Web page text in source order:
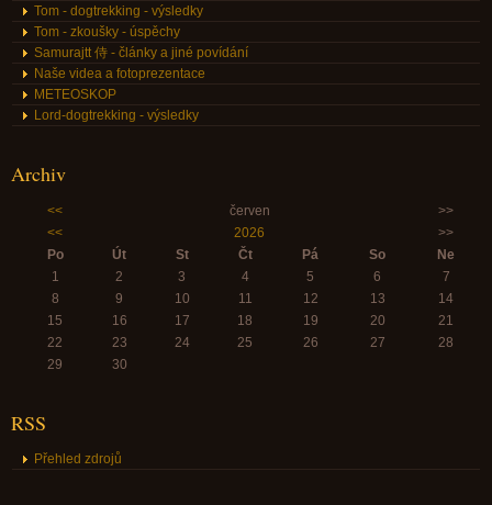
Tom - dogtrekking - výsledky
Tom - zkoušky - úspěchy
Samurajtt 侍 - články a jiné povídání
Naše videa a fotoprezentace
METEOSKOP
Lord-dogtrekking - výsledky
Archiv
<< červen
>>
<<
2026
>>
Po
Út St Čt Pá So
Ne
1
2 3 4 5 6
7
8
9 10 11 12 13
14
15
16 17 18 19 20
21
22
23 24 25 26 27
28
29
30
RSS
Přehled zdrojů